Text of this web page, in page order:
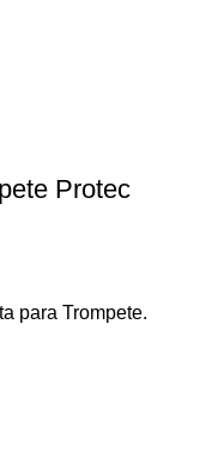
Protec
para Trompete.